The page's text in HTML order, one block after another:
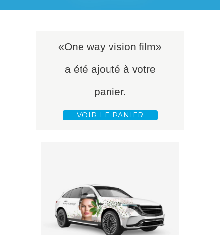
«One way vision film»
a été ajouté à votre
panier.
VOIR LE PANIER